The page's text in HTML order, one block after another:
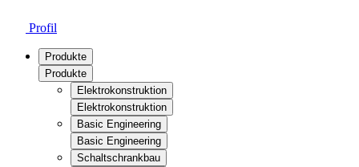
Profil
Produkte
Produkte
Elektrokonstruktion
Elektrokonstruktion
Basic Engineering
Basic Engineering
Schaltschrankbau